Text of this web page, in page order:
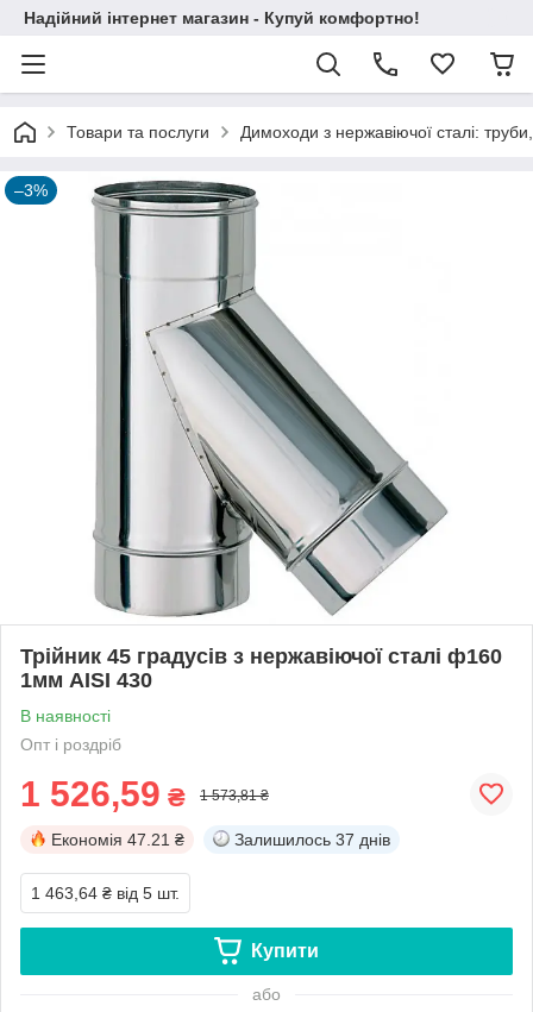
Надійний інтернет магазин - Купуй комфортно!
Товари та послуги Димоходи з нержавіючої сталі:
–3%
Трійник 45 градусів з нержавіючої сталі ф160
1мм AISI 430
В наявності
Опт і роздріб
1 526,59 ₴ 1 573,81 ₴
Економія 47.21 ₴ Залишилось 37 днів
1 463,64 ₴ від 5 шт.
Купити
або